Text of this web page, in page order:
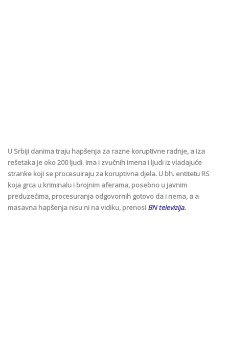
U Srbiji danima traju hapšenja za razne koruptivne radnje, a iza
rešetaka je oko 200 ljudi. Ima i zvučnih imena i ljudi iz vladajuće
stranke koji se procesuiraju za koruptivna djela. U bh. entitetu RS
koja grca u kriminalu i brojnim aferama, posebno u javnim
preduzećima, procesuranja odgovornih gotovo da i nema, a a
masavna hapšenja nisu ni na vidiku, prenosi BN televizija.